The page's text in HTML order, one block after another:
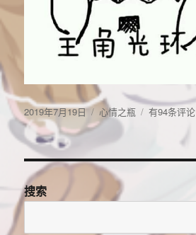
发
布
于
2019年7月19日
分
类
心情之瓶
好
热
有94条评论
搜索